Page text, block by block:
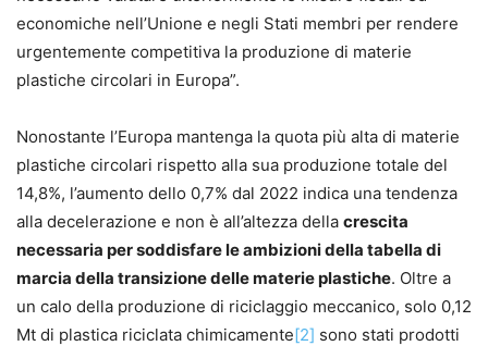
economiche nell’Unione e negli Stati membri per rendere
urgentemente competitiva la produzione di materie
plastiche circolari in Europa”.
Nonostante l’Europa mantenga la quota più alta di materie
plastiche circolari rispetto alla sua produzione totale del
14,8%, l’aumento dello 0,7% dal 2022 indica una tendenza
alla decelerazione e non è all’altezza della crescita
necessaria per soddisfare le ambizioni della tabella di
marcia della transizione delle materie plastiche. Oltre a
un calo della produzione di riciclaggio meccanico, solo 0,12
Mt di plastica riciclata chimicamente[2] sono stati prodotti